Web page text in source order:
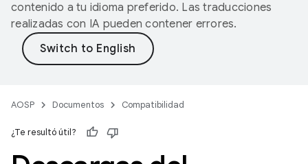
contenido a tu idioma preferido. Las traducciones
realizadas con IA pueden contener errores.
AOSP Documentos Compatibilidad
¿Te resultó útil?